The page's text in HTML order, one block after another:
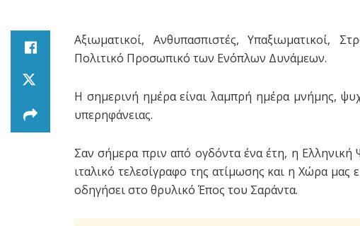
Αξιωματικοί, Ανθυπασπιστές, Υπαξιωματικοί,
Πολιτικό Προσωπικό των Ενόπλων Δυνάμεων.
Η σημερινή ημέρα είναι λαμπρή ημέρα μνήμης,
υπερηφάνειας.
Σαν σήμερα πριν από ογδόντα ένα έτη, η
ιταλικό τελεσίγραφο της ατίμωσης και η Χώρα μας
οδηγήσει στο θρυλικό Έπος του Σαράντα.